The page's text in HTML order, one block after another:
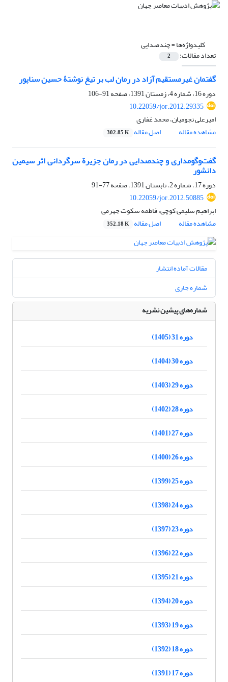
کلیدواژه‌ها =چندصدایی
تعداد مقالات: 2
گفتمان غیرمستقیم آزاد در رمان لب بر تیغ نوشتۀ حسین سناپور
دوره 16، شماره 4، زمستان 1391، صفحه
91-106
10.22059/jor.2012.29335
امیرعلی نجومیان، محمد غفاری
مشاهده مقاله
اصل مقاله 302.85 K
گفت‌وگومداری و چندصدایی در رمان جزیرة سرگردانی اثر سیمین
دانشور
دوره 17، شماره 2، تابستان 1391، صفحه
77-91
10.22059/jor.2012.50885
ابراهیم سلیمی کوچی، فاطمه سکوت جهرمی
مشاهده مقاله
اصل مقاله 352.18 K
مقالات آماده انتشار
شماره جاری
شماره‌های پیشین نشریه
دوره 31 (1405)
دوره 30 (1404)
دوره 29 (1403)
دوره 28 (1402)
دوره 27 (1401)
دوره 26 (1400)
دوره 25 (1399)
دوره 24 (1398)
دوره 23 (1397)
دوره 22 (1396)
دوره 21 (1395)
دوره 20 (1394)
دوره 19 (1393)
دوره 18 (1392)
دوره 17 (1391)